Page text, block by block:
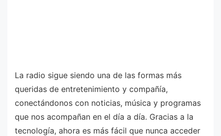
La radio sigue siendo una de las formas más
queridas de entretenimiento y compañía,
conectándonos con noticias, música y programas
que nos acompañan en el día a día. Gracias a la
tecnología, ahora es más fácil que nunca acceder